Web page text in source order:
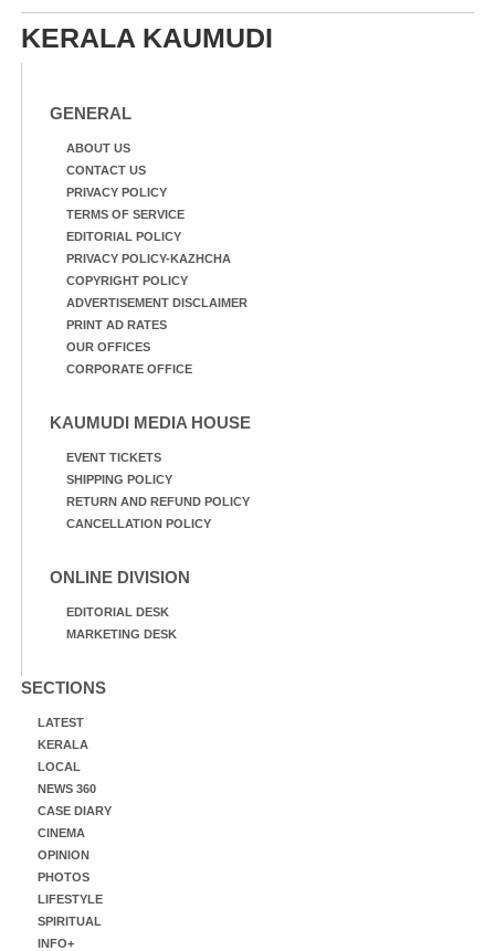
KERALA KAUMUDI
GENERAL
ABOUT US
CONTACT US
PRIVACY POLICY
TERMS OF SERVICE
EDITORIAL POLICY
PRIVACY POLICY-KAZHCHA
COPYRIGHT POLICY
ADVERTISEMENT DISCLAIMER
PRINT AD RATES
OUR OFFICES
CORPORATE OFFICE
KAUMUDI MEDIA HOUSE
EVENT TICKETS
SHIPPING POLICY
RETURN AND REFUND POLICY
CANCELLATION POLICY
ONLINE DIVISION
EDITORIAL DESK
MARKETING DESK
SECTIONS
LATEST
KERALA
LOCAL
NEWS 360
CASE DIARY
CINEMA
OPINION
PHOTOS
LIFESTYLE
SPIRITUAL
INFO+